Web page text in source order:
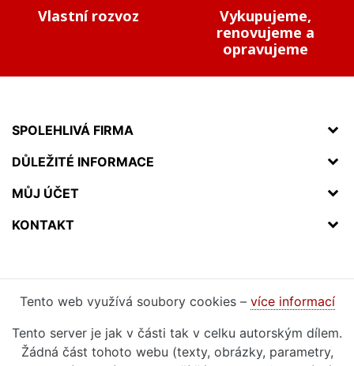
Vlastní rozvoz
Vykupujeme,
renovujeme a
opravujeme
SPOLEHLIVÁ FIRMA
DŮLEŽITÉ INFORMACE
MŮJ ÚČET
KONTAKT
Tento web využívá soubory cookies – více informací
Tento server je jak v části tak v celku autorským dílem.
Žádná část tohoto webu (texty, obrázky, parametry,